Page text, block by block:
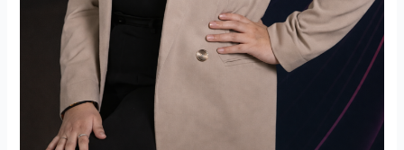
profesional
importante
sector